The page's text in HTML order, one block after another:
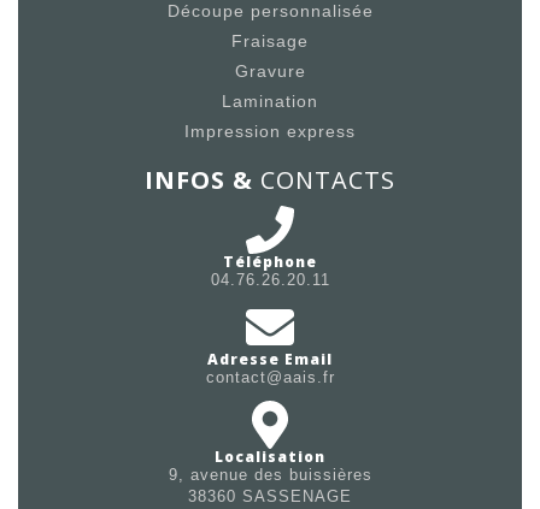
Découpe personnalisée
Fraisage
Gravure
Lamination
Impression express
INFOS & CONTACTS
Téléphone
04.76.26.20.11
Adresse Email
contact@aais.fr
Localisation
9, avenue des buissières
38360 SASSENAGE